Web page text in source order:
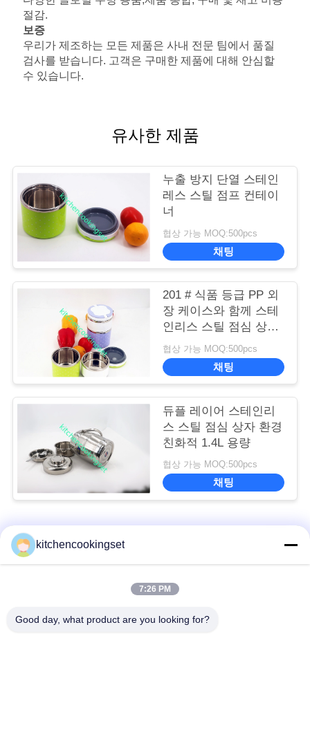
절감.
보증
우리가 제조하는 모든 제품은 사내 전문 팀에서 품질
검사를 받습니다. 고객은 구매한 제품에 대해 안심할
수 있습니다.
유사한 제품
누출 방지 단열 스테인
레스 스틸 점프 컨테이
너
협상 가능 MOQ:500pcs
채팅
201 # 식품 등급 PP 외
장 케이스와 함께 스테
인리스 스틸 점심 상자
컨테이너
협상 가능 MOQ:500pcs
채팅
듀플 레이어 스테인리
스 스틸 점심 상자 환경
친화적 1.4L 용량
협상 가능 MOQ:500pcs
채팅
눌어붙지 않는 조리
kitchencookingset
7:26 PM
Good day, what product are you looking for?